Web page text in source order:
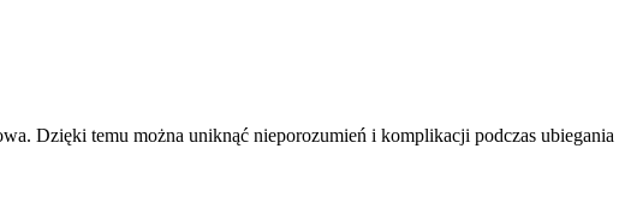
Dzięki temu można uniknąć nieporozumień i komplikacji podczas ubiegania